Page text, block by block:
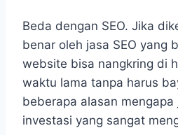
Beda dengan SEO. Jika
benar oleh jasa SEO yang
website bisa nangkring di
waktu lama tanpa harus
beberapa alasan mengapa
investasi yang sangat